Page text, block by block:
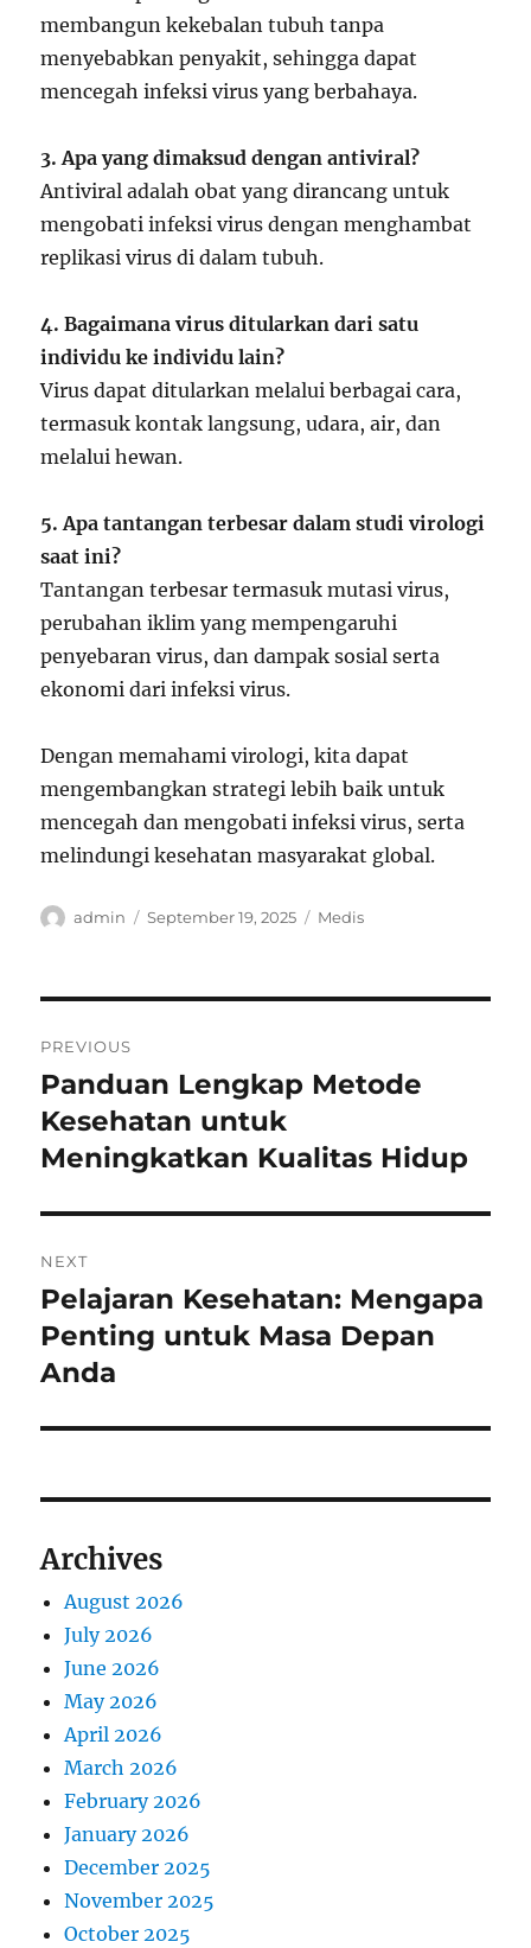
membangun kekebalan tubuh tanpa
menyebabkan penyakit, sehingga dapat
mencegah infeksi virus yang berbahaya.
3. Apa yang dimaksud dengan antiviral?
Antiviral adalah obat yang dirancang untuk
mengobati infeksi virus dengan menghambat
replikasi virus di dalam tubuh.
4. Bagaimana virus ditularkan dari satu
individu ke individu lain?
Virus dapat ditularkan melalui berbagai cara,
termasuk kontak langsung, udara, air, dan
melalui hewan.
5. Apa tantangan terbesar dalam studi virologi
saat ini?
Tantangan terbesar termasuk mutasi virus,
perubahan iklim yang mempengaruhi
penyebaran virus, dan dampak sosial serta
ekonomi dari infeksi virus.
Dengan memahami virologi, kita dapat
mengembangkan strategi lebih baik untuk
mencegah dan mengobati infeksi virus, serta
melindungi kesehatan masyarakat global.
Author
admin
Posted
September 19, 2025 Categories
Medis
navigation
PREVIOUS
Previous
post:
Panduan Lengkap Metode
Kesehatan untuk
Meningkatkan Kualitas Hidup
NEXT
Next
post:
Pelajaran Kesehatan: Mengapa
Penting untuk Masa Depan
Anda
Archives
August 2026
July 2026
June 2026
May 2026
April 2026
March 2026
February 2026
January 2026
December 2025
November 2025
October 2025